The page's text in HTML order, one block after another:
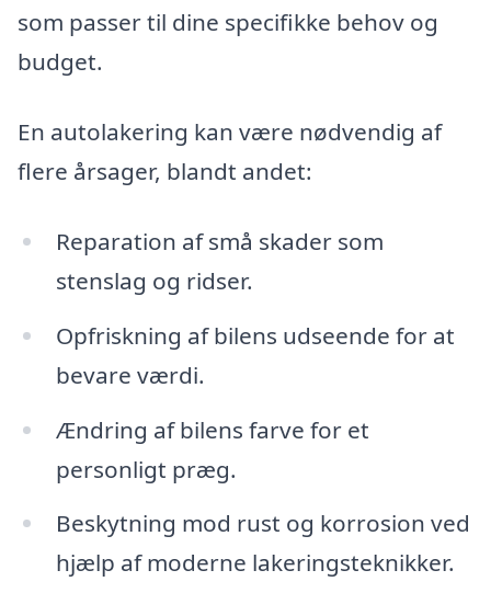
som passer til dine specifikke behov og
budget.
En autolakering kan være nødvendig af
flere årsager, blandt andet:
Reparation af små skader som
stenslag og ridser.
Opfriskning af bilens udseende for at
bevare værdi.
Ændring af bilens farve for et
personligt præg.
Beskytning mod rust og korrosion ved
hjælp af moderne lakeringsteknikker.